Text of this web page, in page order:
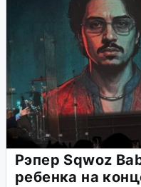
Рэпер Sqwoz
ребенка на